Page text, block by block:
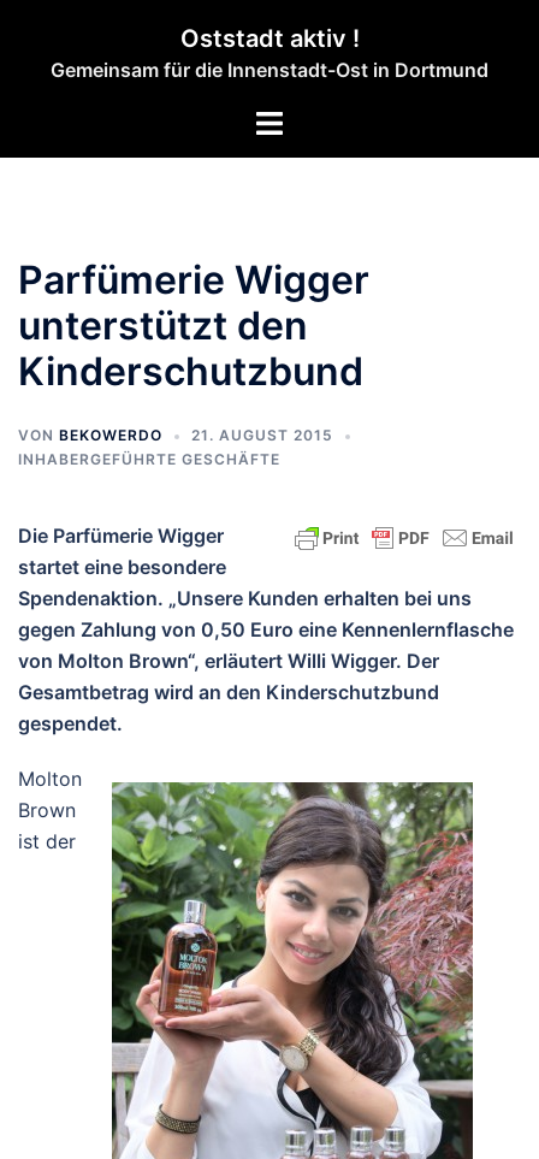
springen
Oststadt aktiv !
Gemeinsam für die Innenstadt-Ost in Dortmund
Menü
Parfümerie Wigger
unterstützt den
Kinderschutzbund
VON BEKOWERDO
21. AUGUST 2015
INHABERGEFÜHRTE GESCHÄFTE
Die Parfümerie Wigger
startet eine besondere
Spendenaktion. „Unsere Kunden erhalten bei uns
gegen Zahlung von 0,50 Euro eine Kennenlernflasche
von Molton Brown“, erläutert Willi Wigger. Der
Gesamtbetrag wird an den Kinderschutzbund
gespendet.
Molton
Brown
ist der